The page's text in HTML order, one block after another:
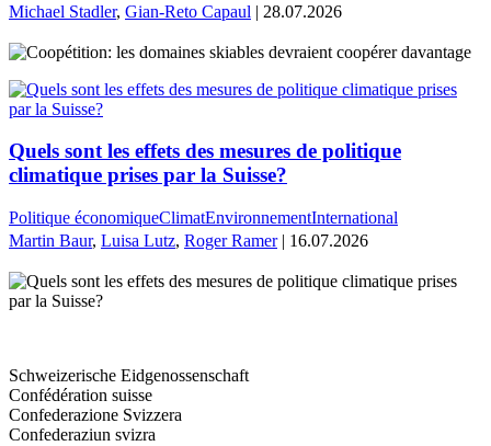
Michael Stadler, Gian-Reto Capaul | 28.07.2026
Quels sont les effets des mesures de politique
climatique prises par la Suisse?
Politique économiqueClimatEnvironnementInternational
Martin Baur, Luisa Lutz, Roger Ramer| 16.07.2026
Schweizerische Eidgenossenschaft
Confédération suisse
Confederazione Svizzera
Confederaziun svizra